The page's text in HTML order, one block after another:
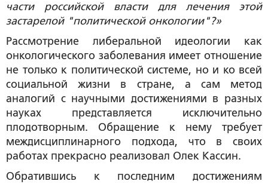
части российской власти для лечения этой
застарелой "политической онкологии"?»
Рассмотрение либеральной идеологии как
онкологического заболевания имеет отношение
не только к политической системе, но и ко всей
социальной жизни в стране, а сам метод
аналогий с научными достижениями в разных
науках представляется исключительно
плодотворным. Обращение к нему требует
междисциплинарного подхода, что в своих
работах прекрасно реализовал Олек Кассин.
Обратившись к последним достижениям